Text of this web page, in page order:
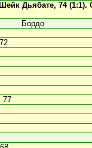
Шейк Дьябате, 74 (1:1).
Бордо
77